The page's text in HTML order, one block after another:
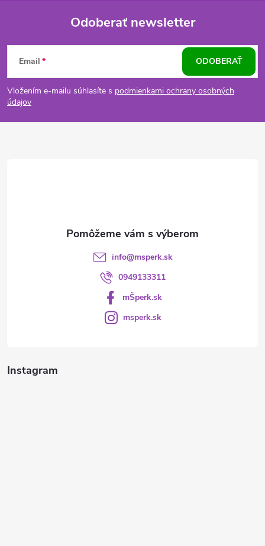
Z
á
p
Odoberať newsletter
Email
Vložením e-mailu súhlasíte s podmienkami ochrany osobných
údajov
ODOBERAŤ
Instagram
info@msperk.sk
0949133311
mŠperk.sk
msperk.sk